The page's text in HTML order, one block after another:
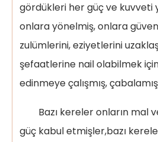
gördükleri her güç ve kuvveti
onlara yönelmiş, onlara
zulümlerini, eziyetlerini
şefaatlerine nail olabilmek
edinmeye çalışmış,
Bazı kereler onların mal
güç kabul etmişler,bazı